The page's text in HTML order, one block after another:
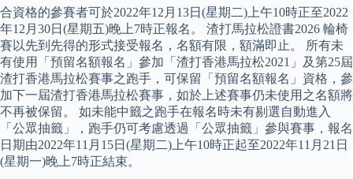
合資格的參賽者可於2022年12月13日(星期二)上午10時正至2022
年12月30日(星期五)晚上7時正報名。 渣打馬拉松證書2026 輪椅
賽以先到先得的形式接受報名，名額有限，額滿即止。 所有未
有使用「預留名額報名」參加「渣打香港馬拉松2021」及第25屆
渣打香港馬拉松賽事之跑手，可保留「預留名額報名」資格，參
加下一屆渣打香港馬拉松賽事，如於上述賽事仍未使用之名額將
不再被保留。 如未能中籤之跑手在報名時未有剔選自動進入
「公眾抽籤」，跑手仍可考慮透過「公眾抽籤」參與賽事，報名
日期由2022年11月15日(星期二)上午10時正起至2022年11月21日
(星期一)晚上7時正結束。